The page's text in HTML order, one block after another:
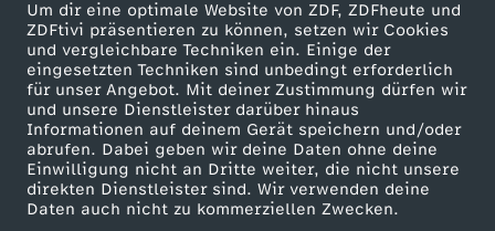
Um dir eine optimale Website von ZDF, ZDFheute und
ZDFtivi präsentieren zu können, setzen wir Cookies
und vergleichbare Techniken ein. Einige der
eingesetzten Techniken sind unbedingt erforderlich
für unser Angebot. Mit deiner Zustimmung dürfen wir
und unsere Dienstleister darüber hinaus
Informationen auf deinem Gerät speichern und/oder
abrufen. Dabei geben wir deine Daten ohne deine
Einwilligung nicht an Dritte weiter, die nicht unsere
direkten Dienstleister sind. Wir verwenden deine
Daten auch nicht zu kommerziellen Zwecken.
a
k
t
i
Mehr ZDF
ZDF-Apps
Smart TV
ZDFtext
Service
ZDFmitreden
Kontakt zum ZDF
Tickets